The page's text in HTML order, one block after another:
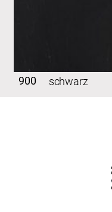
900 schwarz